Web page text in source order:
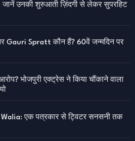
जानें उनकी शुरुआती ज़िंदगी से लेकर सुपरहिट
Gauri Spratt कौन हैं? 60वें जन्मदिन पर
भोजपुरी एक्ट्रेस ने किया चौंकाने वाला
एक पत्रकार से ट्विटर सनसनी तक